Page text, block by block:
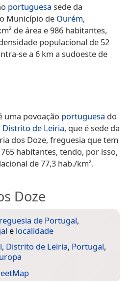
portuguesa sede da
Município de Ourém,
de área e 986 habitantes,
populacional de 52
se a 6 km a sudoeste de
uma povoação portuguesa do
Distrito de Leiria, que é sede da
dos Doze, freguesia que tem
765 habitantes, tendo, por isso,
de 77,3 hab./km².
Doze
de Portugal,
e localidade
, Distrito de Leiria, Portugal,